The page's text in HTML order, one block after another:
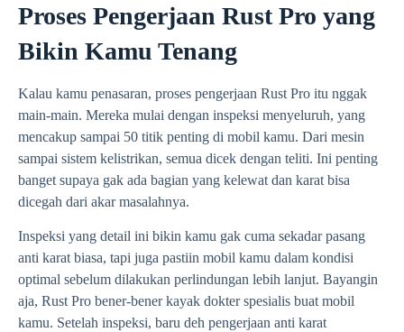
Proses Pengerjaan Rust Pro yang
Bikin Kamu Tenang
Kalau kamu penasaran, proses pengerjaan Rust Pro itu nggak
main-main. Mereka mulai dengan inspeksi menyeluruh, yang
mencakup sampai 50 titik penting di mobil kamu. Dari mesin
sampai sistem kelistrikan, semua dicek dengan teliti. Ini penting
banget supaya gak ada bagian yang kelewat dan karat bisa
dicegah dari akar masalahnya.
Inspeksi yang detail ini bikin kamu gak cuma sekadar pasang
anti karat biasa, tapi juga pastiin mobil kamu dalam kondisi
optimal sebelum dilakukan perlindungan lebih lanjut. Bayangin
aja, Rust Pro bener-bener kayak dokter spesialis buat mobil
kamu. Setelah inspeksi, baru deh pengerjaan anti karat